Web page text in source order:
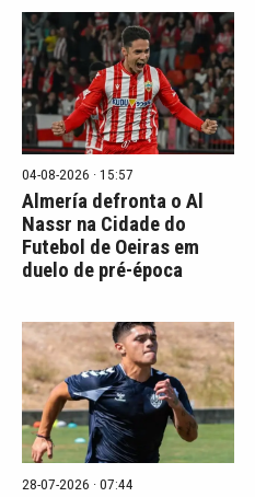
04-08-2026 · 15:57
Almería defronta o Al
Nassr na Cidade do
Futebol de Oeiras em
duelo de pré-época
28-07-2026 · 07:44